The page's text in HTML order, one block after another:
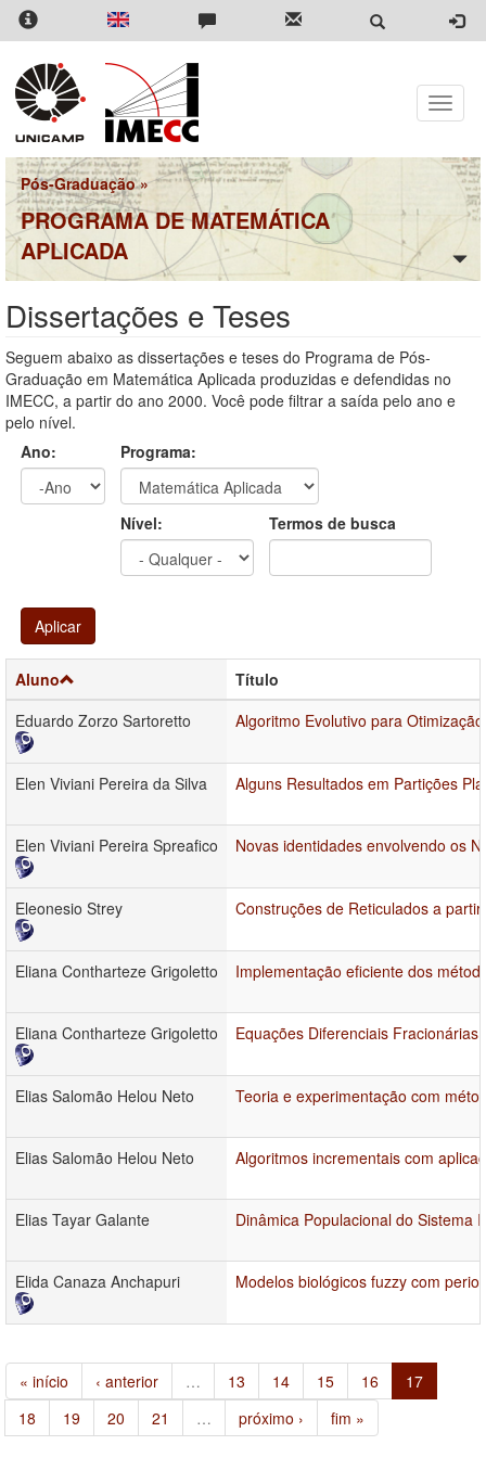
Pular
para
conteúdo
principal
Toggle
Pós-Graduação»
PROGRAMA DE MATEMÁTICA
APLICADA
Dissertações e Teses
Seguem abaixo as dissertações e teses do Programa de Pós-
Graduação em Matemática Aplicada produzidas e defendidas no
IMECC, a partir do ano 2000. Você pode filtrar a saída pelo ano e
pelo nível.
Ano:
Programa:
Nível: Termos de busca
Aplicar
Aluno
Título
Eduardo Zorzo Sartoretto
Algoritmo Evolutivo para
Elen Viviani Pereira da Silva Alguns Resultados em Partições
Elen Viviani Pereira Spreafico Novas identidades envolvendo os
Eleonesio Strey Construções de Reticulados a
Eliana Contharteze Grigoletto Implementação eficiente dos
Eliana Contharteze Grigoletto Equações Diferenciais
Elias Salomão Helou Neto Teoria e experimentação com
Elias Salomão Helou Neto Algoritmos incrementais com
Elias Tayar Galante Dinâmica Populacional do Sistema
Elida Canaza Anchapuri Modelos biológicos fuzzy com
« início ‹ anterior … 13 14 15 16
17
18
19 20 21 … próximo › fim »